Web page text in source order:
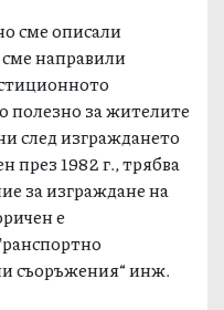
сме описали
направили
полезно за жителите
след изграждането
през 1982 г., трябва
за изграждане на
е
съоръжения“ инж.